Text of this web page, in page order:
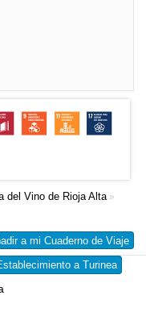
del Vino de Rioja Alta»
a mi Cuaderno de Viaje
a Turinea